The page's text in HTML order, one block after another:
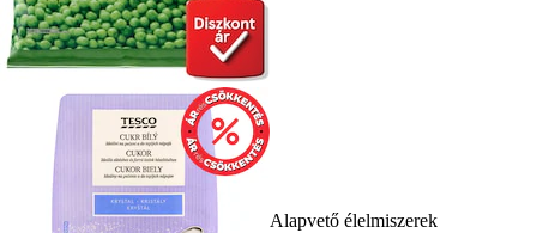
Alapvető élelmiszerek